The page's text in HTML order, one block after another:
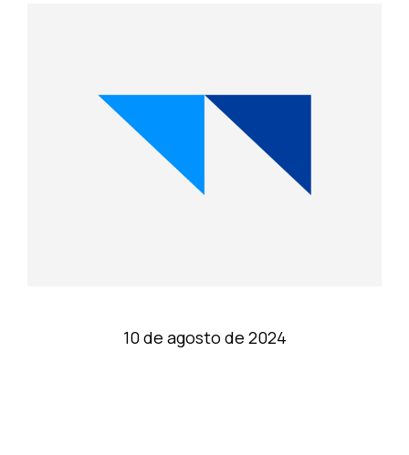
10 de agosto de 2024